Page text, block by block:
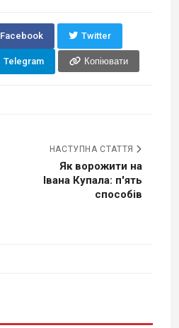
Facebook Twitter
Telegram Копіювати
НАСТУПНА СТАТТЯ
Як ворожити на
Івана Купала: п'ять
способів